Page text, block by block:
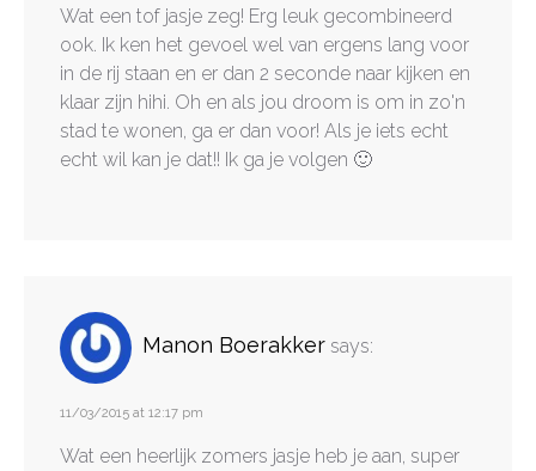
Wat een tof jasje zeg! Erg leuk gecombineerd
ook. Ik ken het gevoel wel van ergens lang voor
in de rij staan en er dan 2 seconde naar kijken en
klaar zijn hihi. Oh en als jou droom is om in zo'n
stad te wonen, ga er dan voor! Als je iets echt
echt wil kan je dat!! Ik ga je volgen 🙂
Manon Boerakker says:
11/03/2015 at 12:17 pm
Wat een heerlijk zomers jasje heb je aan, super